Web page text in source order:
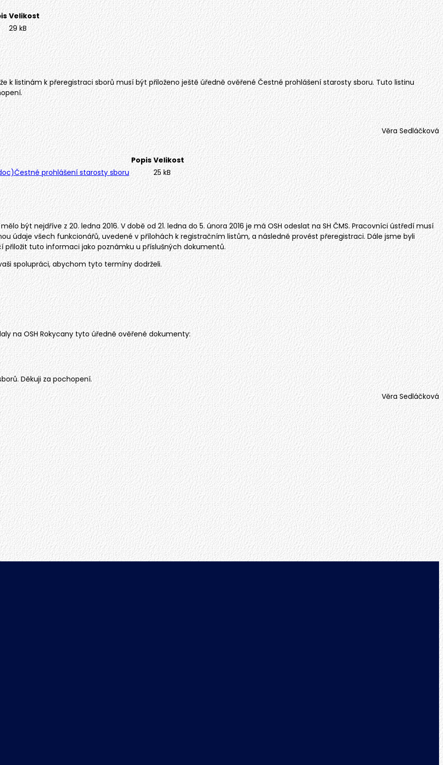
Velikost
29 kB
k listinám k přeregistraci sborů musí být přiloženo ještě úředně ověřené Čestné prohlášení starosty sboru. Tuto listinu
Věra Sedláčková
Popis Velikost
Čestné prohlášení starosty sboru
25 kB
být nejdříve z 20. ledna 2016. V době od 21. ledna do 5. února 2016 je má OSH odeslat na SH ČMS. Pracovníci ústředí musí
údaje všech funkcionářů, uvedené v přílohách k registračním listům, a následně provést přeregistraci. Dále jsme byli
přiložit tuto informaci jako poznámku u příslušných dokumentů.
spolupráci, abychom tyto termíny dodrželi.
na OSH Rokycany tyto úředně ověřené dokumenty:
Děkuji za pochopení.
Věra Sedláčková